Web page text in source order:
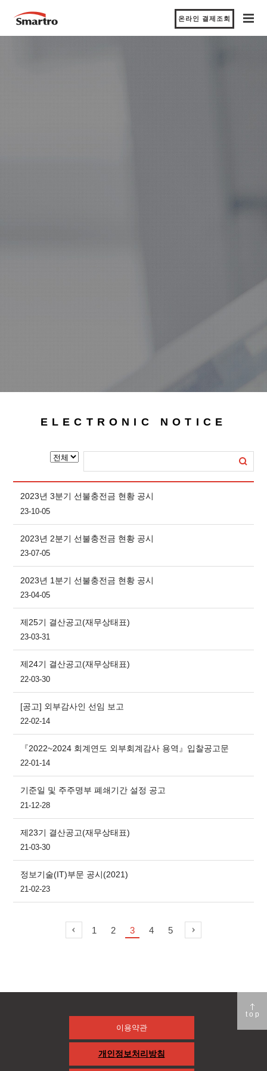
온라인 결제조회
ELECTRONIC NOTICE
2023년 3분기 선불충전금 현황 공시
23-10-05
2023년 2분기 선불충전금 현황 공시
23-07-05
2023년 1분기 선불충전금 현황 공시
23-04-05
제25기 결산공고(재무상태표)
23-03-31
제24기 결산공고(재무상태표)
22-03-30
[공고] 외부감사인 선임 보고
22-02-14
『2022~2024 회계연도 외부회계감사 용역』입찰공고문
22-01-14
기준일 및 주주명부 폐쇄기간 설정 공고
21-12-28
제23기 결산공고(재무상태표)
21-03-30
정보기술(IT)부문 공시(2021)
21-02-23
1 2 3 4 5
top
이용약관
개인정보처리방침